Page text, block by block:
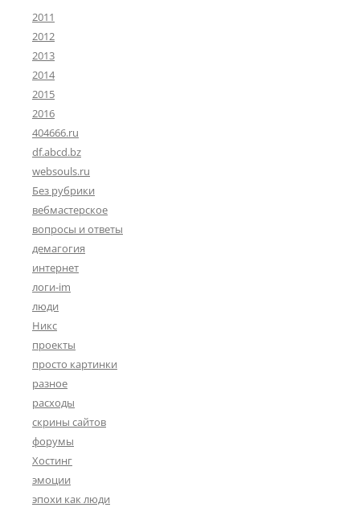
2011
2012
2013
2014
2015
2016
404666.ru
df.abcd.bz
websouls.ru
Без рубрики
вебмастерское
вопросы и ответы
демагогия
интернет
логи-im
люди
Никс
проекты
просто картинки
разное
расходы
скрины сайтов
форумы
Хостинг
эмоции
эпохи как люди